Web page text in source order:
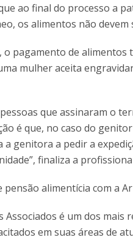
ao final do processo a
os alimentos não devem
pagamento de
mulher aceita
que assinaram o
é que, no caso do
genitora a pedir a
finaliza a
de pensão alimentícia
é um dos mais
em suas áreas de